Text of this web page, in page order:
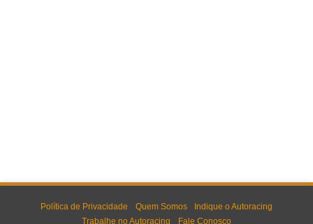
Política de Privacidade Quem Somos
Indique o Autoracing
Trabalhe no Autoracing
Fale Conosco